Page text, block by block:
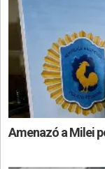
Amenazó a Milei